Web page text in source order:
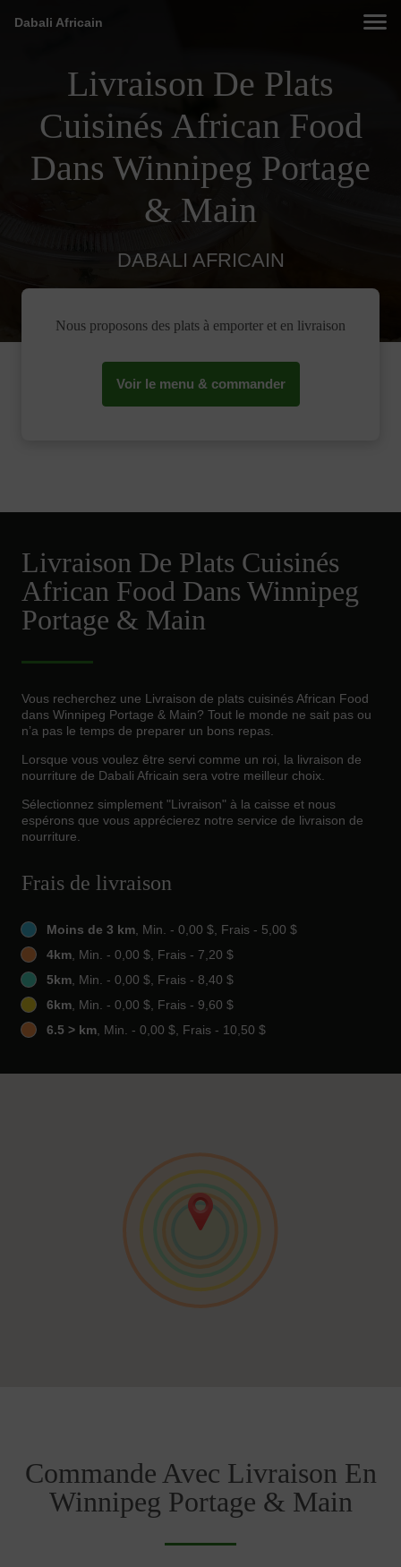
Dabali Africain
Livraison De Plats
Cuisinés African Food
Dans Winnipeg Portage
& Main
DABALI AFRICAIN
Nous proposons des plats à emporter et en livraison
Voir le menu & commander
Livraison De Plats Cuisinés
African Food Dans Winnipeg
Portage & Main
Vous recherchez une Livraison de plats cuisinés African Food
dans Winnipeg Portage & Main? Tout le monde ne sait pas ou
n’a pas le temps de preparer un bons repas.
Lorsque vous voulez être servi comme un roi, la livraison de
nourriture de Dabali Africain sera votre meilleur choix.
Sélectionnez simplement "Livraison" à la caisse et nous
espérons que vous apprécierez notre service de livraison de
nourriture.
Frais de livraison
Moins de 3 km, Min. - 0,00 $, Frais - 5,00 $
4km, Min. - 0,00 $, Frais - 7,20 $
5km, Min. - 0,00 $, Frais - 8,40 $
6km, Min. - 0,00 $, Frais - 9,60 $
6.5 > km, Min. - 0,00 $, Frais - 10,50 $
Commande Avec Livraison En
Winnipeg Portage & Main